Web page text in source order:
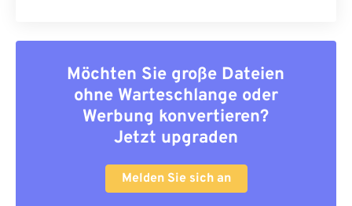
Möchten Sie große Dateien
ohne Warteschlange oder
Werbung konvertieren?
Jetzt upgraden
Melden Sie sich an